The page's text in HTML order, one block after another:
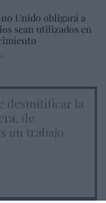
Unido obligará a
sean utilizados en
desmitificar la
de
un trabajo